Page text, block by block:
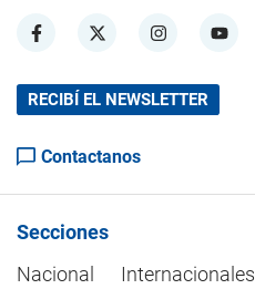
RECIBÍ EL NEWSLETTER
Contactanos
Secciones
Nacional
Internacionales